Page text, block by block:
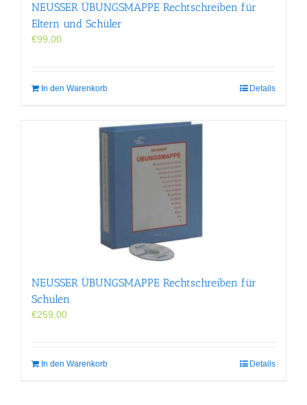
NEUSSER ÜBUNGS­MAPPE Rechtschreiben für
Eltern und Schüler
€99,00
In den Warenkorb Details
NEUSSER ÜBUNGS­MAPPE Rechtschreiben für
Schulen
€259,00
In den Warenkorb Details